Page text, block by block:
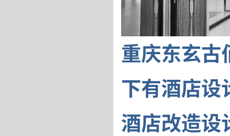
重庆东玄古
下有酒店设
酒店改造设